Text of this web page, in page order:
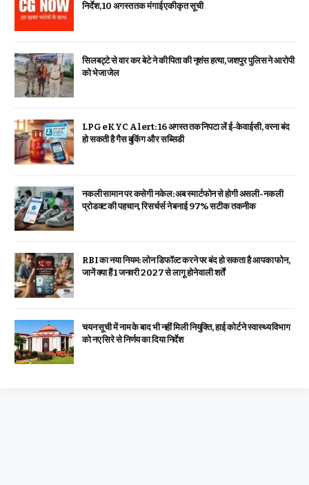
निर्देश, 10 अगस्त तक मंगाई एकीकृत सूची
सिलबट्टे से वार कर बेटे ने की पिता की नृशंस हत्या, जशपुर पुलिस ने आरोपी
को भेजा जेल
LPG eKYC Alert: 16 अगस्त तक निपटा लें ई-केवाईसी, वरना बंद
हो सकती है गैस बुकिंग और सब्सिडी
नकली सामान पर कसेगी नकेल: अब स्मार्टफोन से होगी असली-नकली
प्रोडक्ट की पहचान, रिसर्चर्स ने बनाई 97% सटीक तकनीक
RBI का नया नियम: लोन डिफॉल्ट करने पर बंद हो सकता है आपका फोन,
जानें क्या हैं 1 जनवरी 2027 से लागू होने वाली शर्तें
चयन सूची में नाम के बाद भी नहीं मिली नियुक्ति, हाई कोर्ट ने स्वास्थ्य विभाग
को नए सिरे से निर्णय का दिया निर्देश